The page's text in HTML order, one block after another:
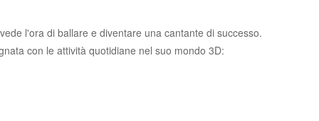
l'ora di ballare e diventare una cantante di successo.
con le attività quotidiane nel suo mondo 3D: